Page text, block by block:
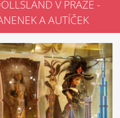
V PRAZE -
A AUTÍČEK